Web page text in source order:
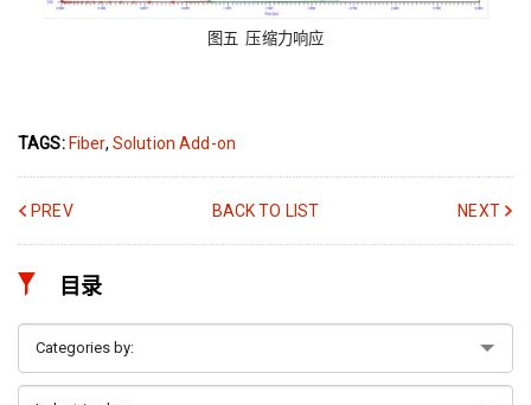
图五 压缩力响应
TAGS: Fiber, Solution Add-on
PREV BACK TO LIST NEXT
目录